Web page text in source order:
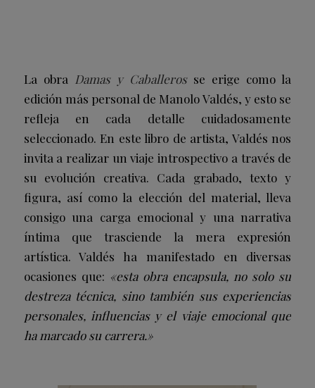
La obra Damas y Caballerosse erige como la
edición más personal de Manolo Valdés, y esto se
refleja en cada detalle cuidadosamente
seleccionado. En este libro de artista, Valdés nos
invita a realizar un viaje introspectivo a través de
su evolución creativa. Cada grabado, texto y
figura, así como la elección del material, lleva
consigo una carga emocional y una narrativa
íntima que trasciende la mera expresión
artística. Valdés ha manifestado en diversas
ocasiones que: «esta obra encapsula, no solo su
destreza técnica, sino también sus experiencias
personales, influencias y el viaje emocional que
ha marcado su carrera.»